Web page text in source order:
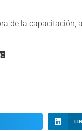
de la capacitación,